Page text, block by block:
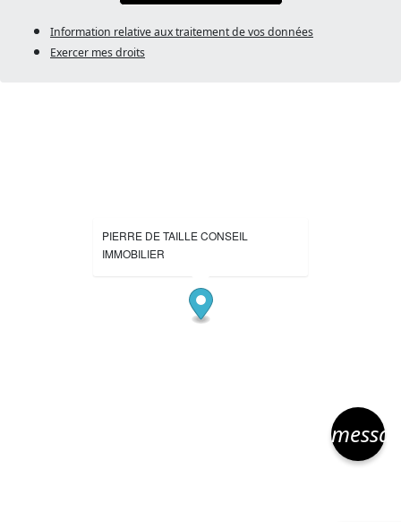
Information relative aux traitement de vos données
Exercer mes droits
PIERRE DE TAILLE CONSEIL
IMMOBILIER